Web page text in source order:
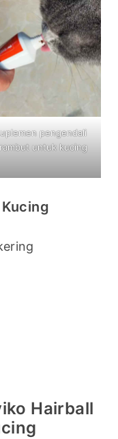
pengendali
untuk kucing
Hairball